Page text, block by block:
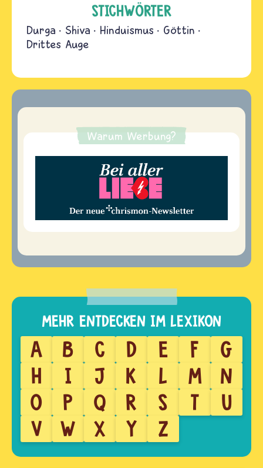
STICHWÖRTER
Durga Shiva Hinduismus
Göttin
Drittes Auge
Warum Werbung?
A B C D E F
G
H
I J K L M
N
O
P Q R S T
U
V
W X Y Z